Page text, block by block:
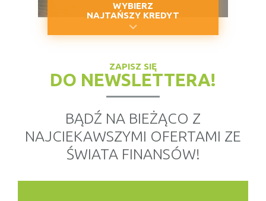
WYBIERZ
NAJTAŃSZY KREDYT
ZAPISZ SIĘ
DO NEWSLETTERA!
BĄDŹ NA BIEŻĄCO Z
NAJCIEKAWSZYMI OFERTAMI ZE
ŚWIATA FINANSÓW!